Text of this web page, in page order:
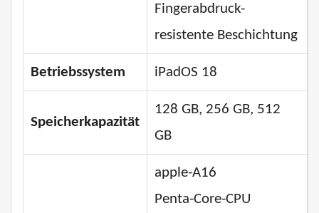
Fingerabdruck-
resistente Beschichtung
Betriebssystem iPadOS 18
Speicherkapazität
128 GB, 256 GB, 512
GB
apple-A16
Penta-Core-CPU